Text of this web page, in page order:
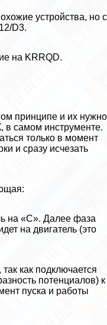
устройства, но с
D3.
на KRRQD.
принципе и их нужно
в самом инструменте.
только в момент
и сразу исчезать
на «С». Далее фаза
на двигатель (это
как подключается
потенциалов) к
пуска и работы